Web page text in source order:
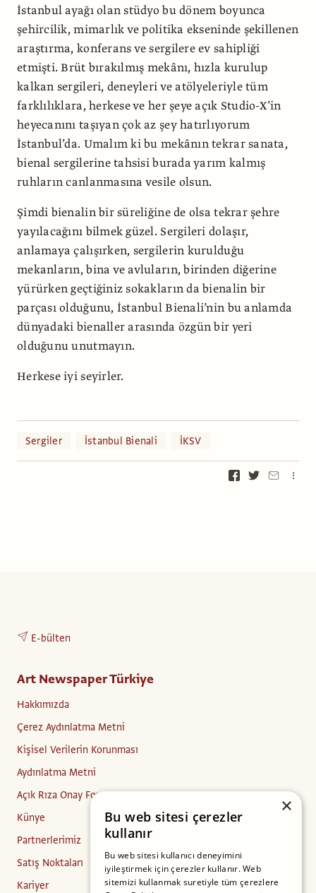
İstanbul ayağı olan stüdyo bu dönem boyunca
şehircilik, mimarlık ve politika ekseninde şekillenen
araştırma, konferans ve sergilere ev sahipliği
etmişti. Brüt bırakılmış mekânı, hızla kurulup
kalkan sergileri, deneyleri ve atölyeleriyle tüm
farklılıklara, herkese ve her şeye açık Studio-X’in
heyecanını taşıyan çok az şey hatırlıyorum
İstanbul’da. Umalım ki bu mekânın tekrar sanata,
bienal sergilerine tahsisi burada yarım kalmış
ruhların canlanmasına vesile olsun.
Şimdi bienalin bir süreliğine de olsa tekrar şehre
yayılacağını bilmek güzel. Sergileri dolaşır,
anlamaya çalışırken, sergilerin kurulduğu
mekanların, bina ve avluların, birinden diğerine
yürürken geçtiğiniz sokakların da bienalin bir
parçası olduğunu, İstanbul Bienali’nin bu anlamda
dünyadaki bienaller arasında özgün bir yeri
olduğunu unutmayın.
Herkese iyi seyirler.
Sergiler İstanbul Bienali İKSV
E-bülten
Art Newspaper Türkiye
Hakkımızda
Çerez Aydınlatma Metni
Kişisel Verilerin Korunması
Aydınlatma Metni
Açık Rıza Onay Formu
Künye
Partnerlerimiz
Satış Noktaları
Kariyer
×
Bu web sitesi çerezler
kullanır
Bu web sitesi kullanıcı deneyimini
iyileştirmek için çerezler kullanır. Web
sitemizi kullanmak suretiyle tüm çerezlere